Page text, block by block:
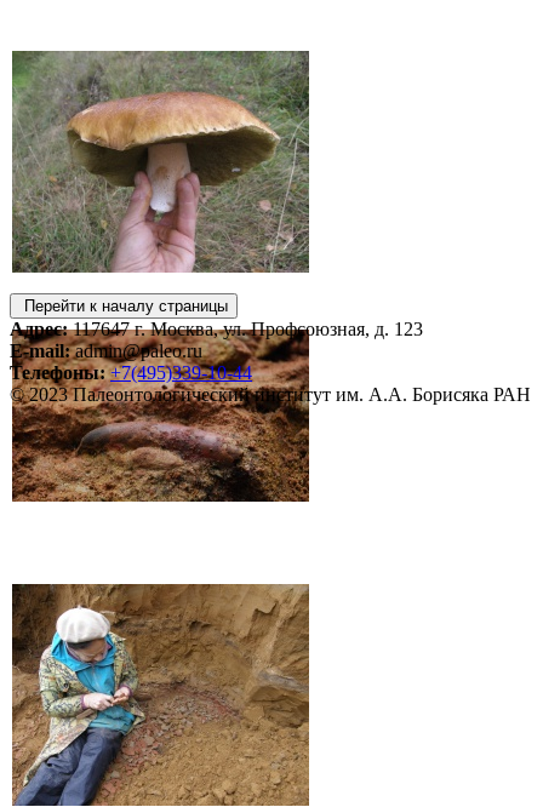
Перейти к началу страницы
Адрес:117647 г. Москва, ул. Профсоюзная, д. 123
E-mail:admin@paleo.ru
Телефоны: +7(495)339-10-44
© 2023 Палеонтологический институт им. А.А. Борисяка РАН